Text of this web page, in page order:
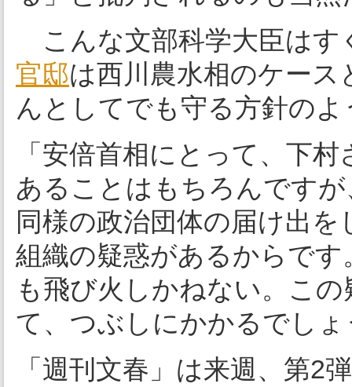
こんな文部科学大臣はす
官邸は西川農水相のケー
んとしてでも守る方針のよ
「安倍首相にとって、下
あることはもちろんです
同様の政治団体の届け出
組織の疑惑があるからです
も飛び火しかねない。こ
て、つぶしにかかるでし
「週刊文春」は来週、第2